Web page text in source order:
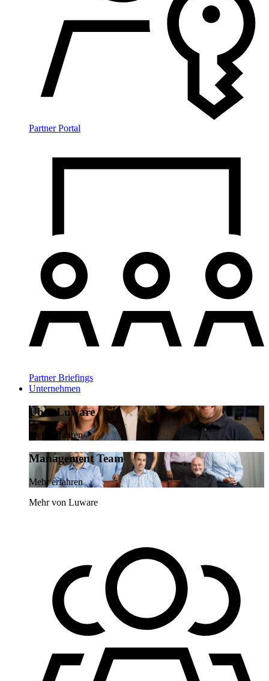
Partner Portal
Partner Briefings
Unternehmen
Über Luware
Mehr erfahren
Management Team
Mehr erfahren
Mehr von Luware